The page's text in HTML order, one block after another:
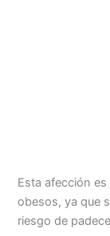
Esta afección
obesos, ya que
riesgo de